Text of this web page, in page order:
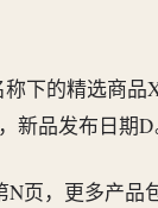
下的精选商品
新品发布日期D
N页，更多产品